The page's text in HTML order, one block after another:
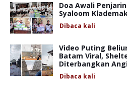
Doa Awali
Syaloom
Dibaca kali
Video Puting
Batam Viral,
Diterbangkan
Dibaca kali